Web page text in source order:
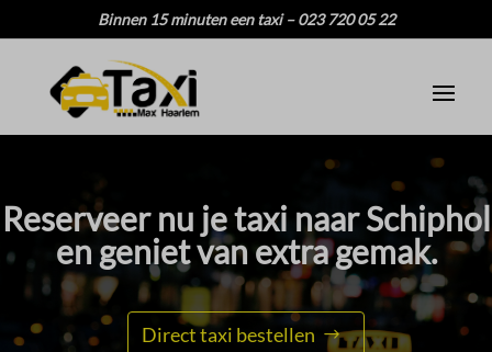
Binnen 15 minuten een taxi – 023 720 05 22
Reserveer nu je taxi naar Schiphol
en geniet van extra gemak.​
Direct taxi bestellen